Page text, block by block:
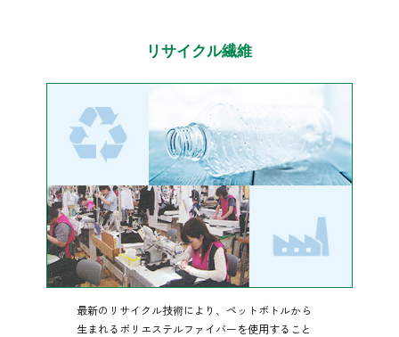
リサイクル繊維
最新のリサイクル技術により、ペットボトルから
生まれるポリエステルファイバーを使用すること